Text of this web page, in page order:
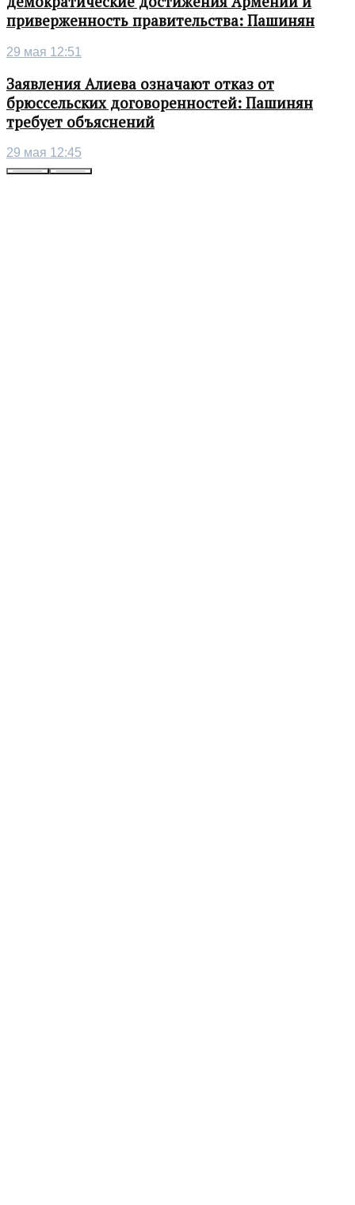
приверженность правительства: Пашинян
29 мая 12:51
Заявления Алиева означают отказ от
брюссельских договоренностей: Пашинян
требует объяснений
29 мая 12:45